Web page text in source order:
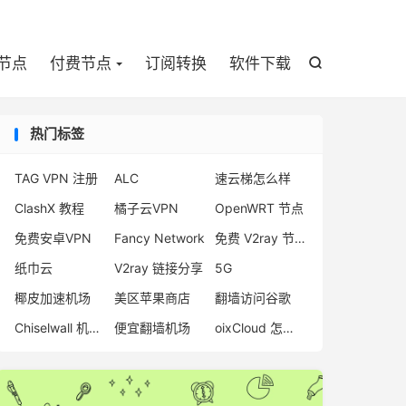

点 付费节点 订阅转换 软件下载
热门标签
TAG VPN 注册 ALC
速云梯怎么样
ClashX 教程
橘子云VPN
OpenWRT 节点
免费安卓VPN
Fancy Network
免费 V2ray 节点
纸巾云
V2ray 链接分享
5G
椰皮加速机场
美区苹果商店
翻墙访问谷歌
Chiselwall 机场 跑路
便宜翻墙机场 oixCloud 怎么样